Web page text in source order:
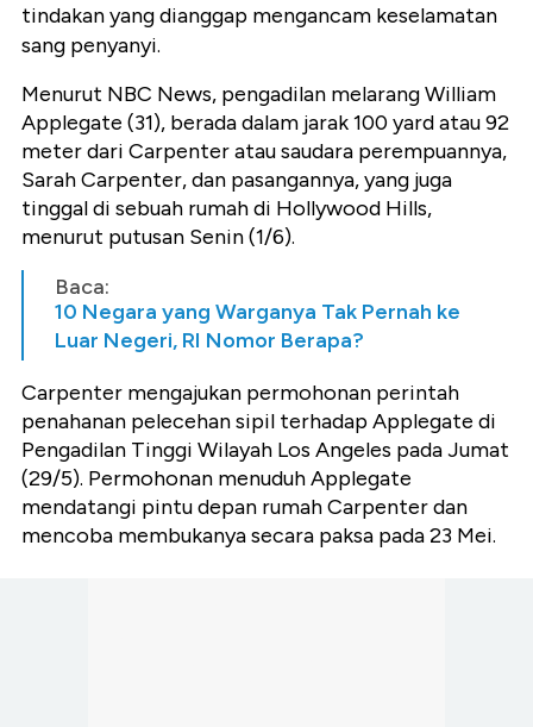
tindakan yang dianggap mengancam keselamatan
sang penyanyi.
Menurut NBC News, pengadilan melarang William
Applegate (31), berada dalam jarak 100 yard atau 92
meter dari Carpenter atau saudara perempuannya,
Sarah Carpenter, dan pasangannya, yang juga
tinggal di sebuah rumah di Hollywood Hills,
menurut putusan Senin (1/6).
Baca:
10 Negara yang Warganya Tak Pernah ke
Luar Negeri, RI Nomor Berapa?
Carpenter mengajukan permohonan perintah
penahanan pelecehan sipil terhadap Applegate di
Pengadilan Tinggi Wilayah Los Angeles pada Jumat
(29/5). Permohonan menuduh Applegate
mendatangi pintu depan rumah Carpenter dan
mencoba membukanya secara paksa pada 23 Mei.